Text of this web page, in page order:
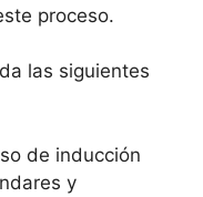
proceso.
las siguientes
de inducción
y